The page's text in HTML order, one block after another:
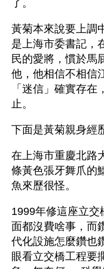
了。
黃菊本來說要上調
是上海市委書記，
民的愛將，慣於馬
他，他相信不相信
「迷信」確實存
止。
下面是黃菊親身經
在上海市重慶北路
條黃色張牙舞爪的
魚來歷很怪。
1999年修這座立
面都沒費啥事，而
代化設施怎麼鑽也
眼看立交橋工程要